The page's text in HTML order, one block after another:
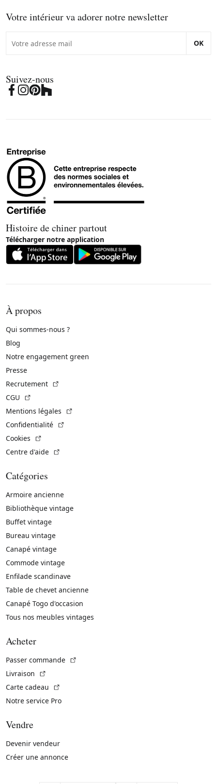
Votre intérieur va adorer notre newsletter
OK
Suivez-nous
Histoire de chiner partout
Télécharger notre application
À propos
Qui sommes-nous ?
Blog
Notre engagement green
Presse
Recrutement
CGU
Mentions légales
Confidentialité
Cookies
Centre d'aide
Catégories
Armoire ancienne
Bibliothèque vintage
Buffet vintage
Bureau vintage
Canapé vintage
Commode vintage
Enfilade scandinave
Table de chevet ancienne
Canapé Togo d'occasion
Tous nos meubles vintages
Acheter
Passer commande
Livraison
Carte cadeau
Notre service Pro
Vendre
Devenir vendeur
Créer une annonce